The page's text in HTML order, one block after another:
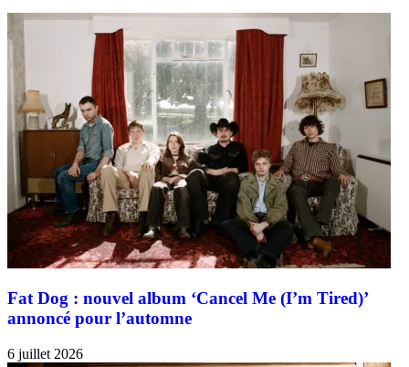
Fat Dog : nouvel album ‘Cancel Me (I’m Tired)’
annoncé pour l’automne
6 juillet 2026